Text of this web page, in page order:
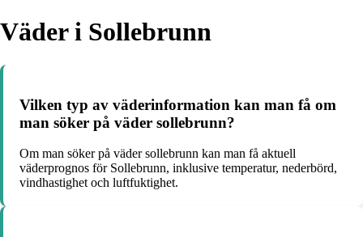
Väder i Sollebrunn
Vilken typ av väderinformation kan man få om
man söker på väder sollebrunn?
Om man söker på väder sollebrunn kan man få aktuell
väderprognos för Sollebrunn, inklusive temperatur, nederbörd,
vindhastighet och luftfuktighet.